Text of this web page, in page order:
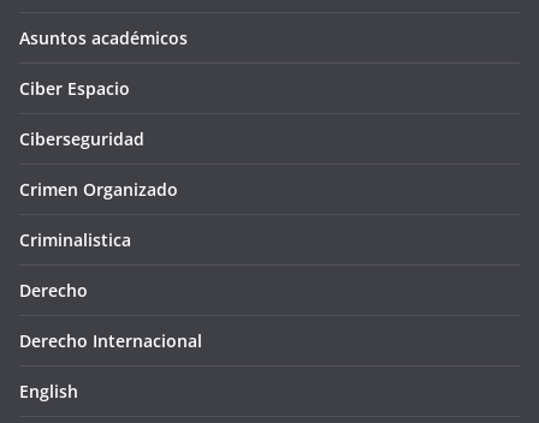
Asuntos académicos
Ciber Espacio
Ciberseguridad
Crimen Organizado
Criminalistica
Derecho
Derecho Internacional
English